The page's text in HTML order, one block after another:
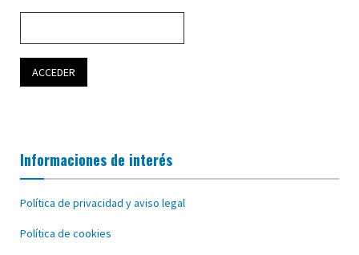
Informaciones de interés
Política de privacidad y aviso legal
Política de cookies